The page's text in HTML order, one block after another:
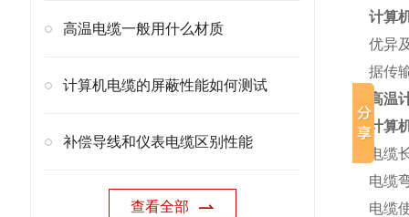
高温电缆一般用什么材质
计算机电缆的屏蔽性能如何测试
补偿导线和仪表电缆区别性能
查看全部
计算
优异
据传
高温
计算
电缆
电缆
电缆